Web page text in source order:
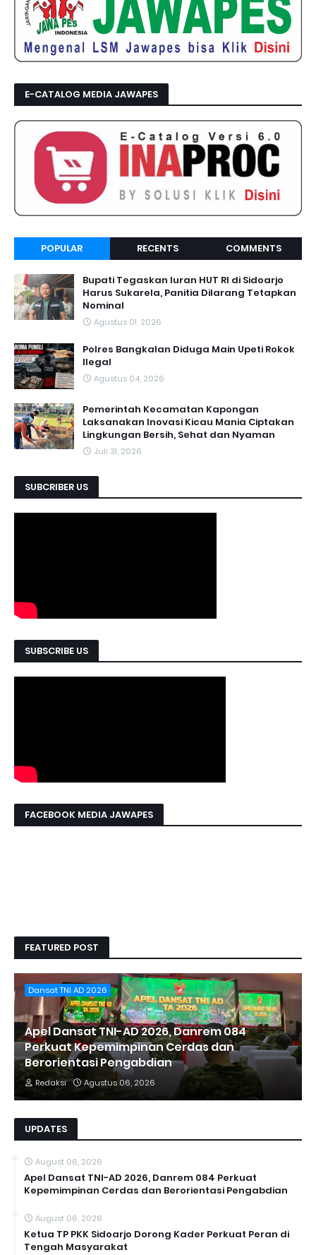
E-CATALOG MEDIA JAWAPES
POPULAR RECENTS COMMENTS
Bupati Tegaskan Iuran HUT RI di Sidoarjo
Harus Sukarela, Panitia Dilarang Tetapkan
Nominal
Agustus 01, 2026
Polres Bangkalan Diduga Main Upeti Rokok
Ilegal
Agustus 04, 2026
Pemerintah Kecamatan Kapongan
Laksanakan Inovasi Kicau Mania Ciptakan
Lingkungan Bersih, Sehat dan Nyaman
Juli 31, 2026
SUBCRIBER US
SUBSCRIBE US
FACEBOOK MEDIA JAWAPES
FEATURED POST
Dansat TNI AD 2026
Apel Dansat TNI-AD 2026, Danrem 084
Perkuat Kepemimpinan Cerdas dan
Berorientasi Pengabdian
Redaksi Agustus 06, 2026
UPDATES
August 06, 2026
Apel Dansat TNI-AD 2026, Danrem 084 Perkuat
Kepemimpinan Cerdas dan Berorientasi Pengabdian
August 06, 2026
Ketua TP PKK Sidoarjo Dorong Kader Perkuat Peran di
Tengah Masyarakat